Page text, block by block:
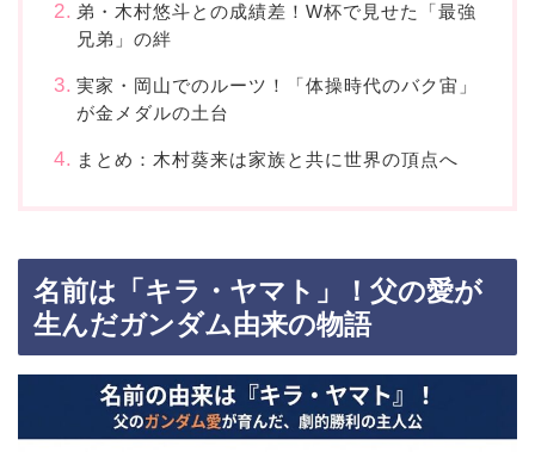
弟・木村悠斗との成績差！W杯で見せた「最強
兄弟」の絆
実家・岡山でのルーツ！「体操時代のバク宙」
が金メダルの土台
まとめ：木村葵来は家族と共に世界の頂点へ
名前は「キラ・ヤマト」！父の愛が
生んだガンダム由来の物語